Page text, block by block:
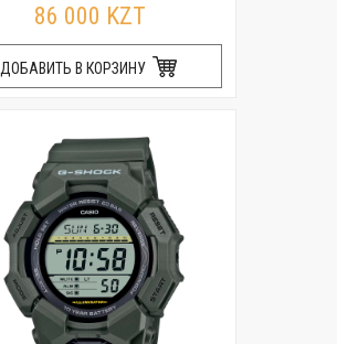
86 000 KZT
ДОБАВИТЬ В КОРЗИНУ